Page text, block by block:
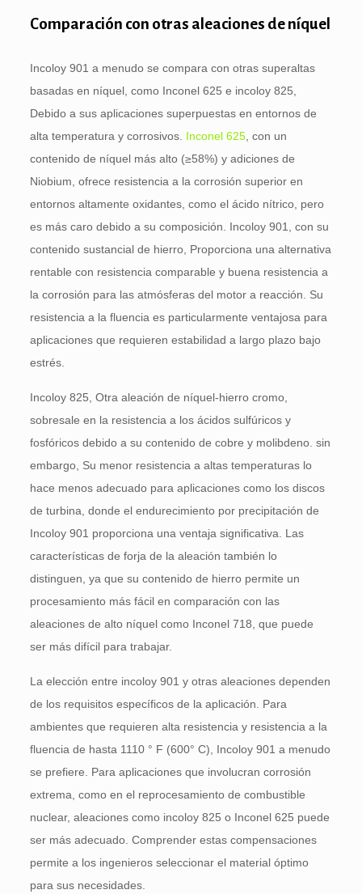
Comparación con otras aleaciones de níquel
Incoloy 901 a menudo se compara con otras superaltas
basadas en níquel, como Inconel 625 e incoloy 825,
Debido a sus aplicaciones superpuestas en entornos de
alta temperatura y corrosivos. Inconel 625, con un
contenido de níquel más alto (≥58%) y adiciones de
Niobium, ofrece resistencia a la corrosión superior en
entornos altamente oxidantes, como el ácido nítrico, pero
es más caro debido a su composición. Incoloy 901, con su
contenido sustancial de hierro, Proporciona una alternativa
rentable con resistencia comparable y buena resistencia a
la corrosión para las atmósferas del motor a reacción. Su
resistencia a la fluencia es particularmente ventajosa para
aplicaciones que requieren estabilidad a largo plazo bajo
estrés.
Incoloy 825, Otra aleación de níquel-hierro cromo,
sobresale en la resistencia a los ácidos sulfúricos y
fosfóricos debido a su contenido de cobre y molibdeno. sin
embargo, Su menor resistencia a altas temperaturas lo
hace menos adecuado para aplicaciones como los discos
de turbina, donde el endurecimiento por precipitación de
Incoloy 901 proporciona una ventaja significativa. Las
características de forja de la aleación también lo
distinguen, ya que su contenido de hierro permite un
procesamiento más fácil en comparación con las
aleaciones de alto níquel como Inconel 718, que puede
ser más difícil para trabajar.
La elección entre incoloy 901 y otras aleaciones dependen
de los requisitos específicos de la aplicación. Para
ambientes que requieren alta resistencia y resistencia a la
fluencia de hasta 1110 ° F (600° C), Incoloy 901 a menudo
se prefiere. Para aplicaciones que involucran corrosión
extrema, como en el reprocesamiento de combustible
nuclear, aleaciones como incoloy 825 o Inconel 625 puede
ser más adecuado. Comprender estas compensaciones
permite a los ingenieros seleccionar el material óptimo
para sus necesidades.